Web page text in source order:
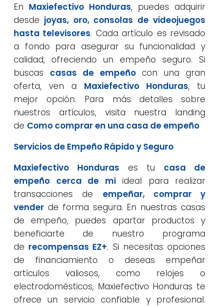
En Maxiefectivo Honduras, puedes adquirir
desde joyas, oro, consolas de videojuegos
hasta televisores. Cada artículo es revisado
a fondo para asegurar su funcionalidad y
calidad, ofreciendo un empeño seguro. Si
buscas casas de empeñocon una gran
oferta, ven a Maxiefectivo Honduras, tu
mejor opción. Para más detalles sobre
nuestros artículos, visita nuestra landing
de Como comprar en una casa de empeño
Servicios de Empeño Rápido y Seguro
Maxiefectivo Honduras es tu casa de
empeño cerca de miideal para realizar
transacciones de empeñar, comprar y
vender de forma segura. En nuestras casas
de empeño, puedes apartar productos y
beneficiarte de nuestro programa
de recompensas EZ+. Si necesitas opciones
de financiamiento o deseas empeñar
artículos valiosos, como relojes o
electrodomésticos, Maxiefectivo Honduras te
ofrece un servicio confiable y profesional.